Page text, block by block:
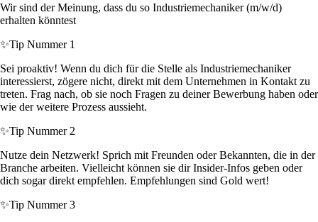
Wir sind der Meinung, dass du so Industriemechaniker (m/w/d)
erhalten könntest
✨Tip Nummer 1
Sei proaktiv! Wenn du dich für die Stelle als Industriemechaniker
interessierst, zögere nicht, direkt mit dem Unternehmen in Kontakt zu
treten. Frag nach, ob sie noch Fragen zu deiner Bewerbung haben oder
wie der weitere Prozess aussieht.
✨Tip Nummer 2
Nutze dein Netzwerk! Sprich mit Freunden oder Bekannten, die in der
Branche arbeiten. Vielleicht können sie dir Insider-Infos geben oder
dich sogar direkt empfehlen. Empfehlungen sind Gold wert!
✨Tip Nummer 3